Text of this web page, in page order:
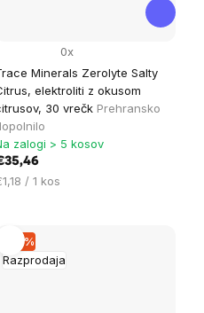
Minerals Zerolyte Salty
elektroliti z okusom
30 vrečk Prehransko
0x
zalogi > 5 kosov
/ 1 kos
Razprodaja
–15 %